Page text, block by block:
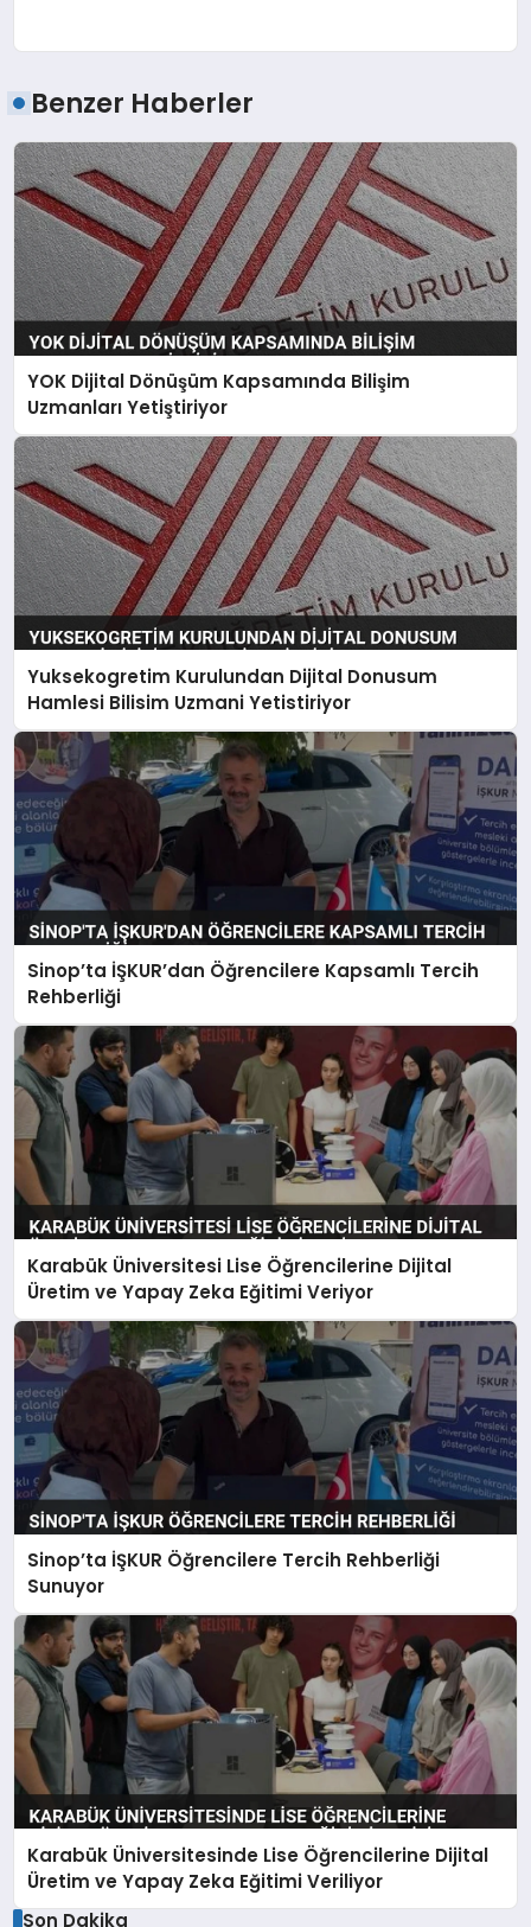
Benzer Haberler
YOK Dijital Dönüşüm Kapsamında Bilişim
Uzmanları Yetiştiriyor
Yuksekogretim Kurulundan Dijital Donusum
Hamlesi Bilisim Uzmani Yetistiriyor
Sinop’ta İŞKUR’dan Öğrencilere Kapsamlı Tercih
Rehberliği
Karabük Üniversitesi Lise Öğrencilerine Dijital
Üretim ve Yapay Zeka Eğitimi Veriyor
Sinop’ta İŞKUR Öğrencilere Tercih Rehberliği
Sunuyor
Karabük Üniversitesinde Lise Öğrencilerine Dijital
Üretim ve Yapay Zeka Eğitimi Veriliyor
Son Dakika